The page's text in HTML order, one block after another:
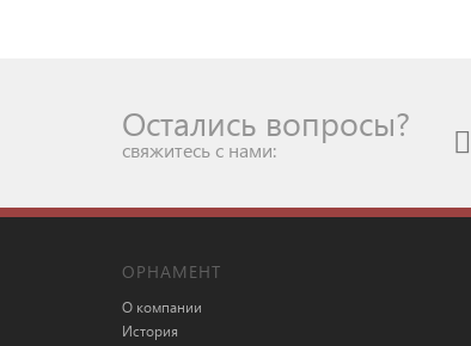
Остались вопросы?
cвяжитесь с нами:
ОРНАМЕНТ
О компании
История